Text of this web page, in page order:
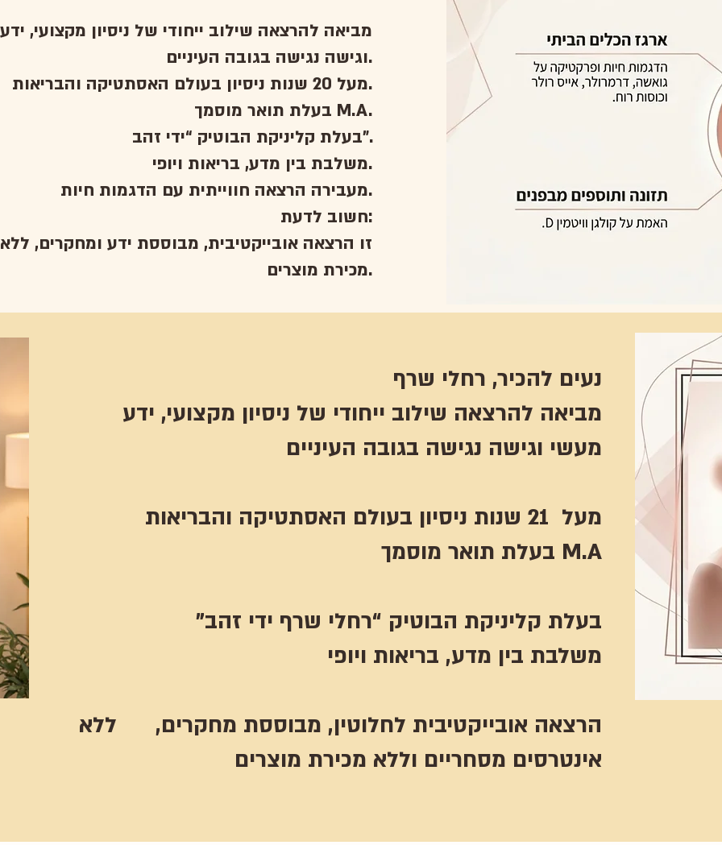
וגישה נגישה בגובה העיניים.
מעל 20 שנות ניסיון בעולם האסתטיקה והבריאות.
בעלת תואר מוסמך M.A.
בעלת קליניקת הבוטיק “ידי זהב”.
משלבת בין מדע, בריאות ויופי.
מעבירה הרצאה חווייתית עם הדגמות חיות.
חשוב לדעת:
זו הרצאה אובייקטיבית, מבוססת ידע ומחקרים,
מכירת מוצרים.
נעים להכיר, רחלי שרף
מעשי וגישה נגישה בגובה העיניים
מעל 21 שנות ניסיון בעולם האסתטיקה והבריאות
בעלת תואר מוסמך M.A
"בעלת קליניקת הבוטיק “רחלי שרף ידי זהב
משלבת בין מדע, בריאות ויופי
הרצאה אובייקטיבית לחלוטין, מבוססת מחקרים, ללא
אינטרסים מסחריים וללא מכירת מוצרים